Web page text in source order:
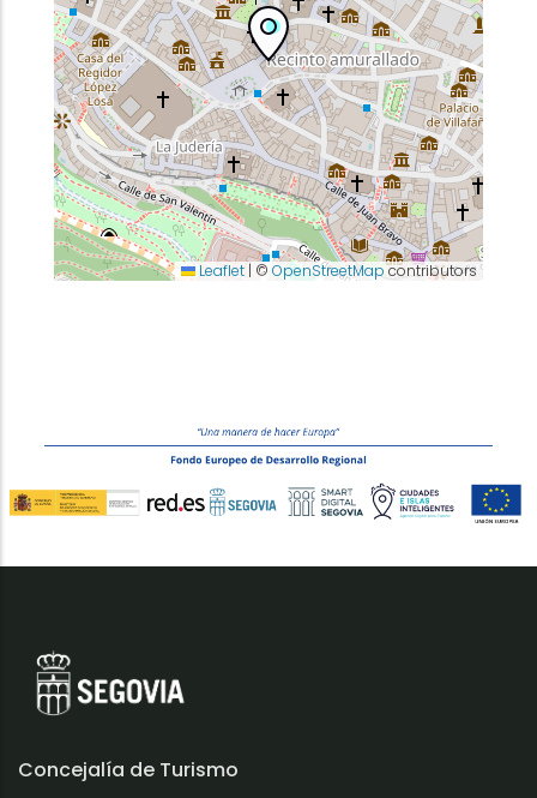
Leaflet | ©OpenStreetMapcontributors
Concejalía de Turismo